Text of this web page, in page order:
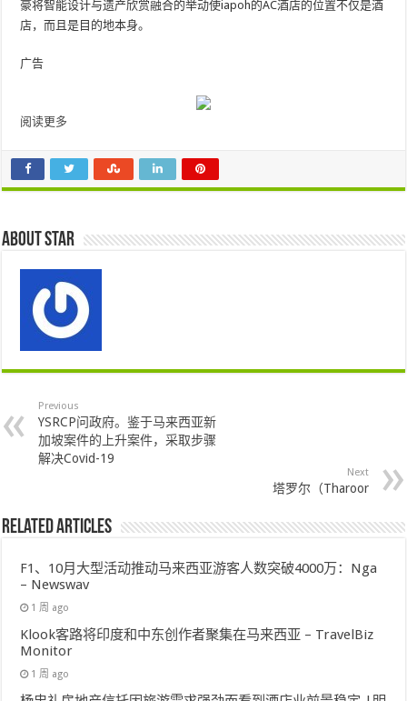
豪将智能设计与遗产欣赏融合的举动使iapoh的AC酒店的位置不仅是酒
店，而且是目的地本身。
广告
阅读更多
About star
Previous
YSRCP问政府。鉴于马来西亚新
加坡案件的上升案件，采取步骤
解决Covid-19
Next
塔罗尔（Tharoor
Related Articles
F1、10月大型活动推动马来西亚游客人数突破4000万：Nga
– Newswav
1 周 ago
Klook客路将印度和中东创作者聚集在马来西亚 – TravelBiz
Monitor
1 周 ago